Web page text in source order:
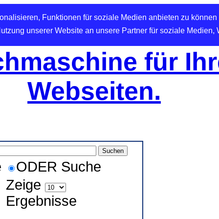
Funktionen für soziale Medien anbieten zu
unserer Website an unsere Partner für soziale
für
Webseiten.
ODER Suche
Zeige
Ergebnisse